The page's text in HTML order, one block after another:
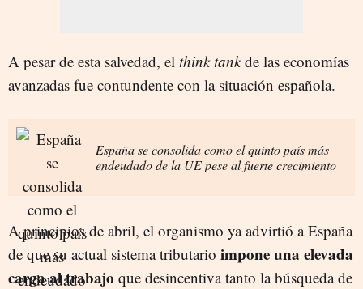
A pesar de esta salvedad, el think tankde las economías
avanzadas fue contundente con la situación española.
España se consolida como el quinto país más
endeudado de la UE pese al fuerte crecimiento
A principios de abril, el organismo ya advirtió a España
de que su actual sistema tributario impone una elevada
carga al trabajo que desincentiva tanto la búsqueda de